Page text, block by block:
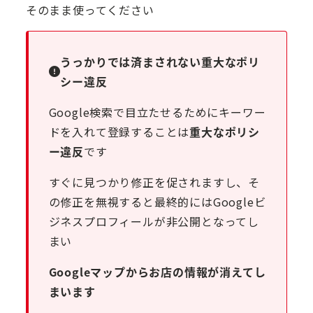
そのまま使ってください
うっかりでは済まされない重大なポリ
シー違反
Google検索で目立たせるためにキーワー
ドを入れて登録することは重大なポリシ
ー違反です
すぐに見つかり修正を促されますし、そ
の修正を無視すると最終的にはGoogleビ
ジネスプロフィールが非公開となってし
まい
Googleマップからお店の情報が消えてし
まいます